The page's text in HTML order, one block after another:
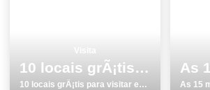
10 locais grÃ¡tis para visitar em Vila Real
10 locais grÃ¡tis para visitar em Vila Real